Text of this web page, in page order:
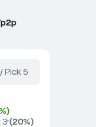
Pick 5
(20%)